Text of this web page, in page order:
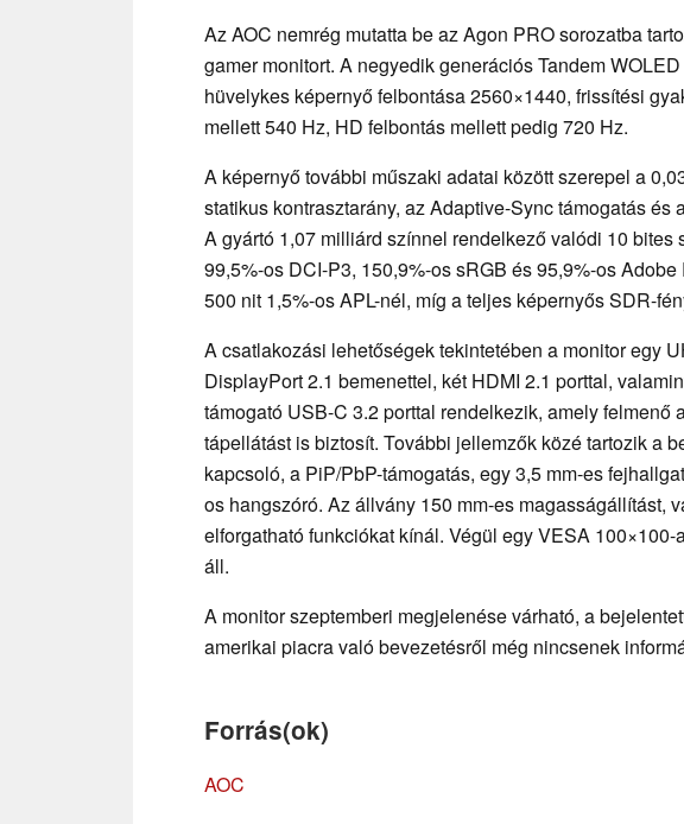
Az AOC nemrég mutatta be az Agon PRO sorozatba
gamer monitort. A negyedik generációs Tandem
hüvelykes képernyő felbontása 2560×1440, frissítési
mellett 540 Hz, HD felbontás mellett pedig 720 Hz.
A képernyő további műszaki adatai között szerepel a
statikus kontrasztarány, az Adaptive-Sync támogatás és
A gyártó 1,07 milliárd színnel rendelkező valódi 10 bites
99,5%-os DCI-P3, 150,9%-os sRGB és 95,9%-os
500 nit 1,5%-os APL-nél, míg a teljes képernyős SDR-
A csatlakozási lehetőségek tekintetében a monitor egy
DisplayPort 2.1 bemenettel, két HDMI 2.1 porttal,
támogató USB-C 3.2 porttal rendelkezik, amely felmenő
tápellátást is biztosít. További jellemzők közé tartozik a
kapcsoló, a PiP/PbP-támogatás, egy 3,5 mm-es
os hangszóró. Az állvány 150 mm-es magasságállítást,
elforgatható funkciókat kínál. Végül egy VESA
áll.
A monitor szeptemberi megjelenése várható, a
amerikai piacra való bevezetésről még nincsenek
Forrás(ok)
AOC